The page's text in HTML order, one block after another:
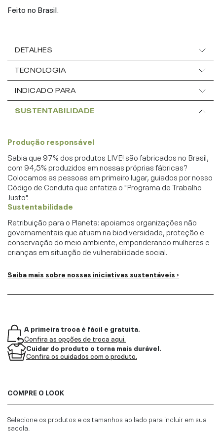
Feito no Brasil.
DETALHES
TECNOLOGIA
INDICADO PARA
SUSTENTABILIDADE
Produção responsável
Sabia que 97% dos produtos LIVE! são fabricados no Brasil,
com 94,5% produzidos em nossas próprias fábricas?
Colocamos as pessoas em primeiro lugar, guiados por nosso
Código de Conduta que enfatiza o "Programa de Trabalho
Justo".
Sustentabilidade
Retribuição para o Planeta: apoiamos organizações não
governamentais que atuam na biodiversidade, proteção e
conservação do meio ambiente, emponderando mulheres e
crianças em situação de vulnerabilidade social.
Saiba mais sobre nossas iniciativas sustentáveis ›
A primeira troca é fácil e gratuita.
Confira as opções de troca aqui.
Cuidar do produto o torna mais durável.
Confira os cuidados com o produto.
COMPRE O LOOK
Selecione os produtos e os tamanhos ao lado para incluir em sua
sacola.